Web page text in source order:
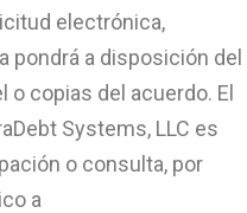
electrónica,
pondrá a disposición del
o copias del acuerdo. El
Systems, LLC es
o consulta, por
a